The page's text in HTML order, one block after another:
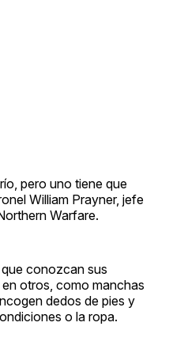
pero uno tiene que
William Prayner, jefe
Warfare.
conozcan sus
otros, como manchas
dedos de pies y
o la ropa.